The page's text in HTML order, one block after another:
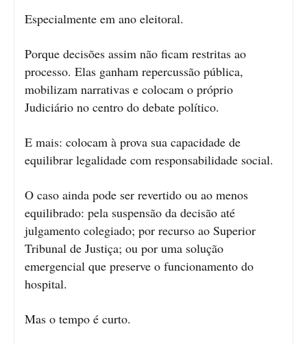
Especialmente em ano eleitoral.
Porque decisões assim não ficam restritas ao
processo. Elas ganham repercussão pública,
mobilizam narrativas e colocam o próprio
Judiciário no centro do debate político.
E mais: colocam à prova sua capacidade de
equilibrar legalidade com responsabilidade social.
O caso ainda pode ser revertido ou ao menos
equilibrado: pela suspensão da decisão até
julgamento colegiado; por recurso ao Superior
Tribunal de Justiça; ou por uma solução
emergencial que preserve o funcionamento do
hospital.
Mas o tempo é curto.